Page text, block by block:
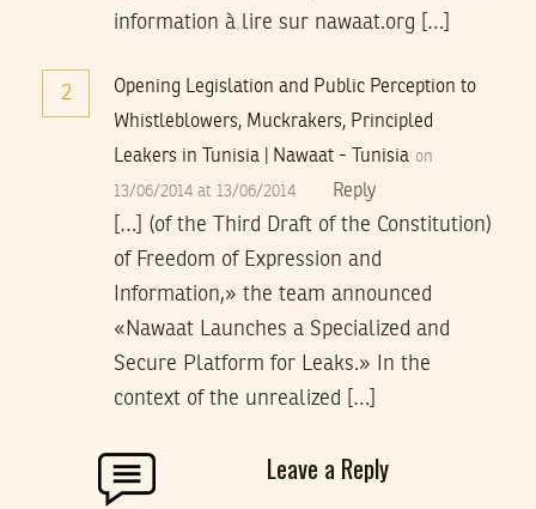
information à lire sur nawaat.org […]
2
Opening Legislation and Public Perception to
Whistleblowers, Muckrakers, Principled
Leakers in Tunisia | Nawaat - Tunisia on
13/06/2014 at 13/06/2014 Reply
[…] (of the Third Draft of the Constitution)
of Freedom of Expression and
Information,» the team announced
«Nawaat Launches a Specialized and
Secure Platform for Leaks.» In the
context of the unrealized […]
Leave a Reply